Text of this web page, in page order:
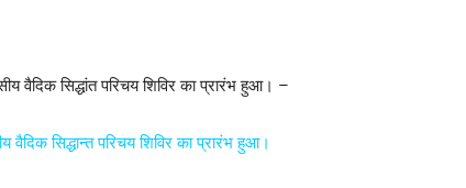
वैदिक सिद्धांत परिचय शिविर का प्रारंभ हुआ। –
सिद्धान्त परिचय शिविर का प्रारंभ हुआ।